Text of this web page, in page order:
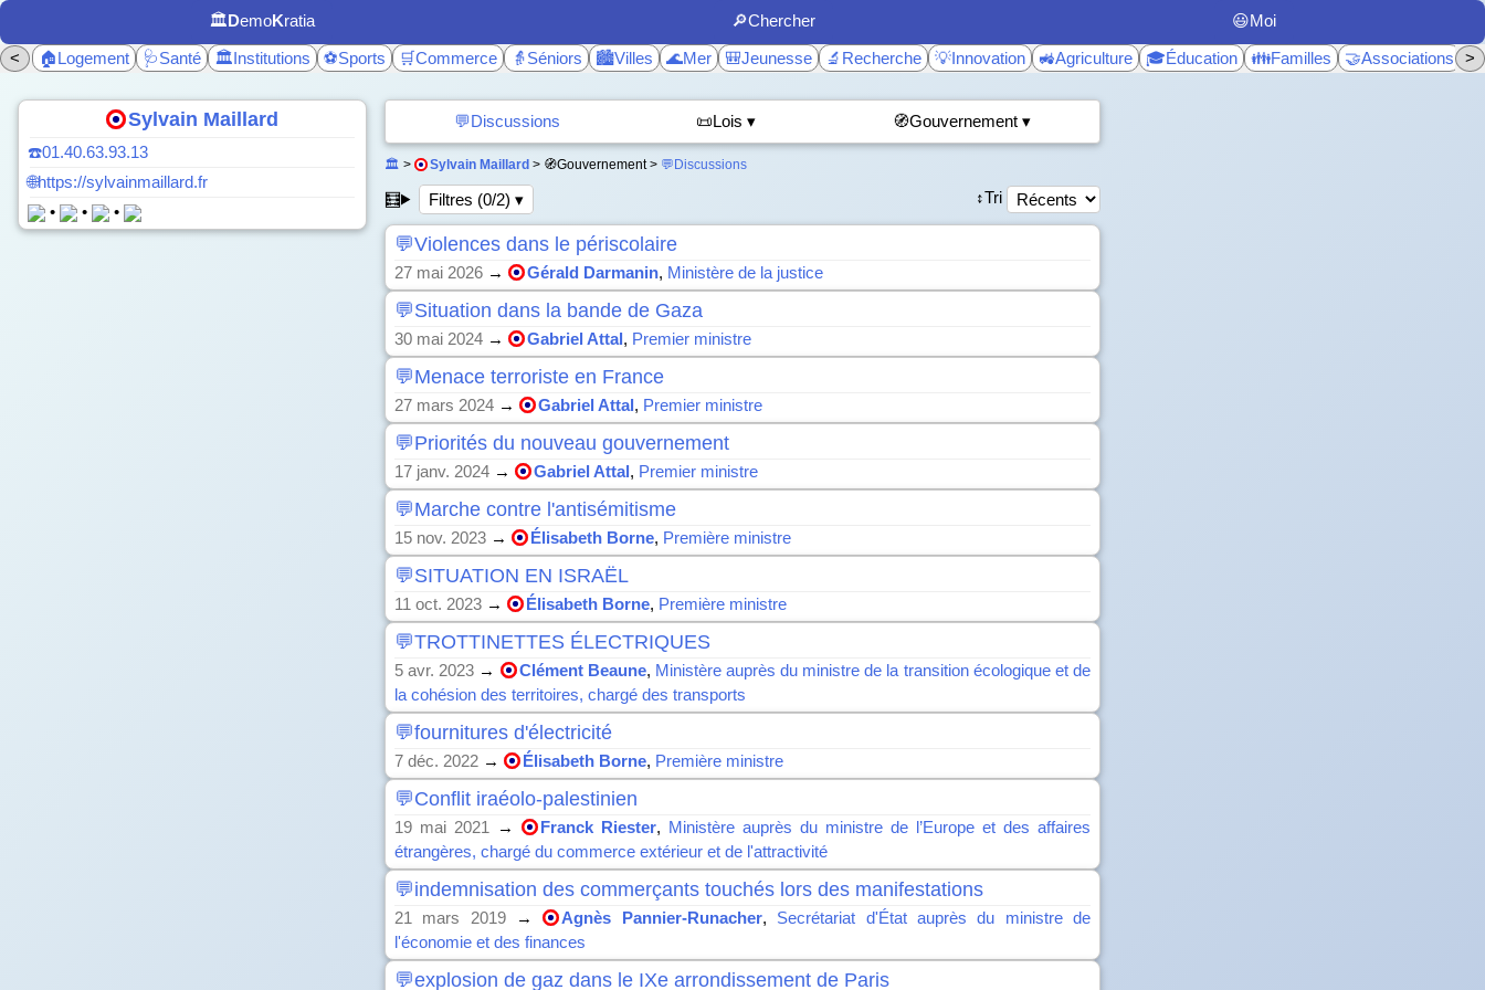
🏛️DemoKratia 🔎Chercher
😃Moi
<
🏠Logement 🩺Santé 🏛️Institutions ⚽Sports 🛒Commerce 👵Séniors 🏙️Villes 🌊Mer 🎒Jeunesse 🔬Recherche 💡Innovation 🚜Agriculture 🎓Éducation 👪Familles 🤝Associations >
Sylvain Maillard
☎️01.40.63.93.13
🌐https://sylvainmaillard.fr
•
• •
💬Discussions 📜Lois ▾ 🧭Gouvernement ▾
🏛️ > Sylvain Maillard > 🧭Gouvernement > 💬Discussions
🧮 Filtres (0/2) ▾ ↕️Tri
💬Violences dans le périscolaire
27 mai 2026→ Gérald Darmanin, Ministère de la justice
💬Situation dans la bande de Gaza
30 mai 2024→ Gabriel Attal, Premier ministre
💬Menace terroriste en France
27 mars 2024→ Gabriel Attal, Premier ministre
💬Priorités du nouveau gouvernement
17 janv. 2024→ Gabriel Attal, Premier ministre
💬Marche contre l'antisémitisme
15 nov. 2023→ Élisabeth Borne, Première ministre
💬SITUATION EN ISRAËL
11 oct. 2023→ Élisabeth Borne, Première ministre
💬TROTTINETTES ÉLECTRIQUES
5 avr. 2023 → Clément Beaune, Ministère auprès du ministre de la transition écologique et de
la cohésion des territoires, chargé des transports
💬fournitures d'électricité
7 déc. 2022→ Élisabeth Borne, Première ministre
💬Conflit iraéolo-palestinien
19 mai 2021 → Franck Riester, Ministère auprès du ministre de l’Europe et des affaires
étrangères, chargé du commerce extérieur et de l'attractivité
💬indemnisation des commerçants touchés lors des manifestations
21 mars 2019→ Agnès Pannier-Runacher, Secrétariat d'État auprès du ministre de
l'économie et des finances
💬explosion de gaz dans le IXe arrondissement de Paris